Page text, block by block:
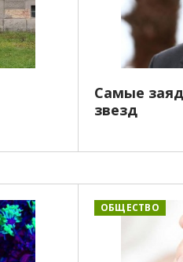
Самые
звезд
ОБЩЕСТВО